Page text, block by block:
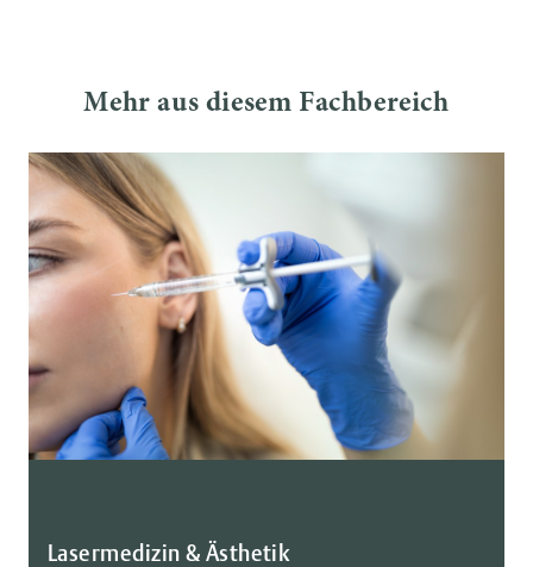
Mehr aus diesem Fachbereich
Lasermedizin & Ästhetik